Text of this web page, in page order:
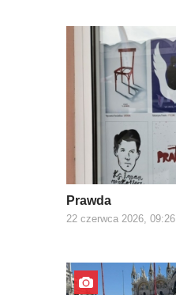
Prawda
22 czerwca 2026, 09:26